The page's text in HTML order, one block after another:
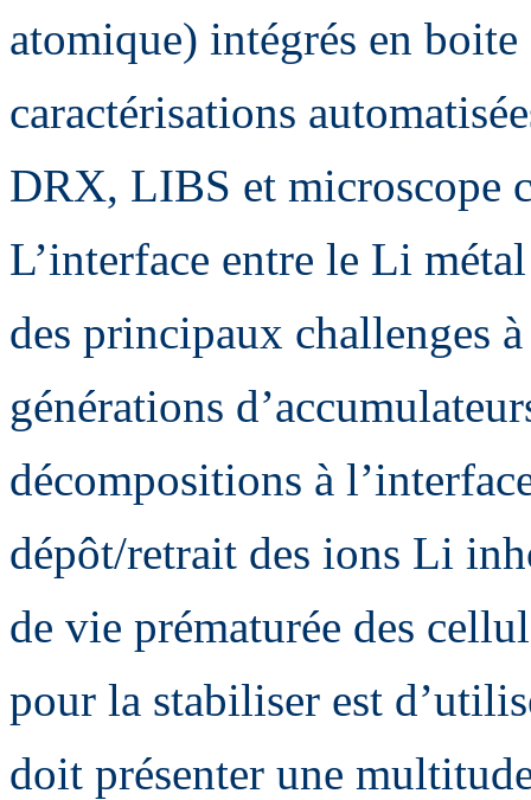
atomique) intégrés en
caractérisations
DRX, LIBS et microscope
L’interface entre le Li
des principaux challenges
générations
décompositions à
dépôt/retrait des ions Li
de vie prématurée des
pour la stabiliser est
doit présenter une